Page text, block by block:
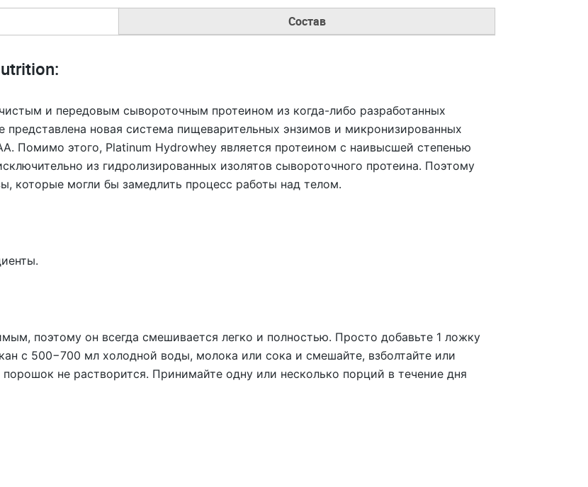
Состав
и передовым сывороточным протеином из когда-либо разработанных
представлена новая система пищеварительных энзимов и микронизированных
Помимо этого, Platinum Hydrowhey является протеином с наивысшей степенью
из гидролизированных изолятов сывороточного протеина. Поэтому
которые могли бы замедлить процесс работы над телом.
поэтому он всегда смешивается легко и полностью. Просто добавьте 1 ложку
с 500−700 мл холодной воды, молока или сока и смешайте, взболтайте или
не растворится. Принимайте одну или несколько порций в течение дня